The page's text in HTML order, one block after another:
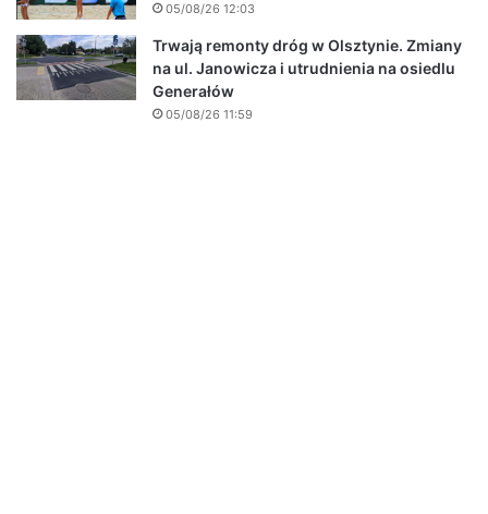
05/08/26 12:03
Trwają remonty dróg w Olsztynie. Zmiany
na ul. Janowicza i utrudnienia na osiedlu
Generałów
05/08/26 11:59